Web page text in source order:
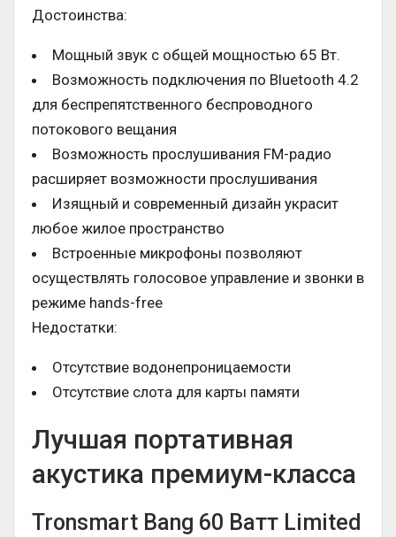
Достоинства:
Мощный звук с общей мощностью 65 Вт.
Возможность подключения по Bluetooth 4.2
для беспрепятственного беспроводного
потокового вещания
Возможность прослушивания FM-радио
расширяет возможности прослушивания
Изящный и современный дизайн украсит
любое жилое пространство
Встроенные микрофоны позволяют
осуществлять голосовое управление и звонки в
режиме hands-free
Недостатки:
Отсутствие водонепроницаемости
Отсутствие слота для карты памяти
Лучшая портативная
акустика премиум-класса
Tronsmart Bang 60 Ватт Limited